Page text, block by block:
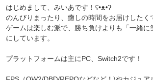
はじめまして、みいあです！ʕ•ᴥ•ʔ
のんびりまったり、癒しの時間をお届けしたく
ゲームは楽しむ派で、勝ち負けよりも「一緒に
にしています。
プラットフォームは主にPC、Switch2です！